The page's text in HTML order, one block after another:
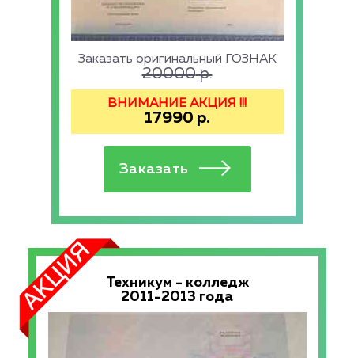
Заказать оригинальный ГОЗНАК
20000р.
ВНИМАНИЕ АКЦИЯ !!!
17990 р.
Техникум - колледж
2011-2013 года